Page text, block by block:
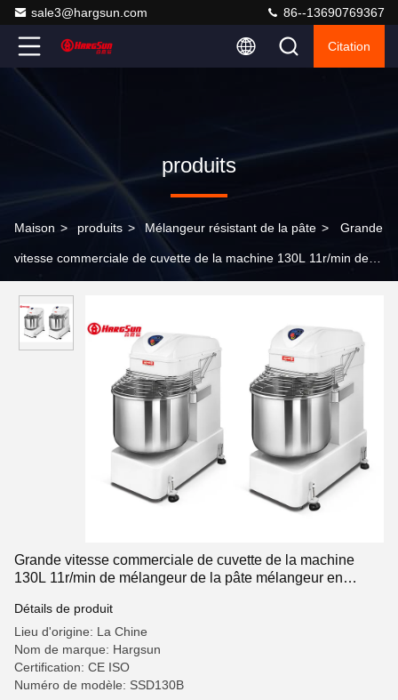
sale3@hargsun.com 86--13690769367
Citation
produits
Maison > produits > Mélangeur résistant de la pâte > Grande
vitesse commerciale de cuvette de la machine 130L 11r/min de
Grande vitesse commerciale de cuvette de la machine
130L 11r/min de mélangeur de la pâte mélangeur en
Détails de produit
Lieu d'origine: La Chine
Nom de marque: Hargsun
Certification: CE ISO
Numéro de modèle: SSD130B